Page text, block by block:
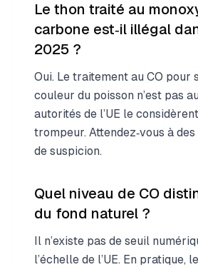
Le thon traité au
carbone est‑il illégal
2025 ?
Oui. Le traitement au CO pour
couleur du poisson n’est pas
autorités de l’UE le
trompeur. Attendez‑vous à
de suspicion.
Quel niveau de CO
du fond naturel ?
Il n’existe pas de seuil
l’échelle de l’UE. En pratique,